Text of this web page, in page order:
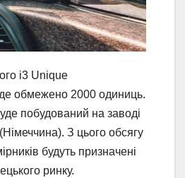
i3 Unique
обмежено 2000 одиниць.
побудований на заводі
З цього обсягу
будуть призначені
ринку.